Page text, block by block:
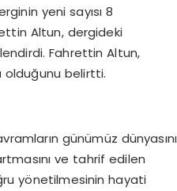
yeni sayısı 8
Altun, dergideki
Fahrettin Altun,
olduğunu belirtti.
günümüz dünyasını
ve tahrif edilen
yönetilmesinin hayati